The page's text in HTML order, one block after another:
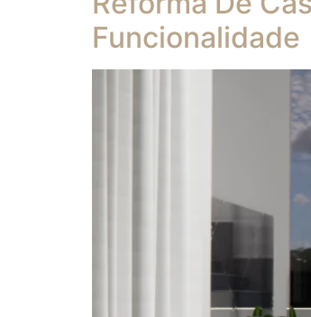
Funcionalidade